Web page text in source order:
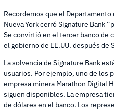
Recordemos que el
Nueva York cerró Signature Bank
Se convirtió en el tercer banco de
el gobierno de EE.UU. después de
La solvencia de Signature Bank
usuarios. Por ejemplo, uno de los
empresa minera Marathon Digital
siguen disponibles. La empresa
de dólares en el banco. Los